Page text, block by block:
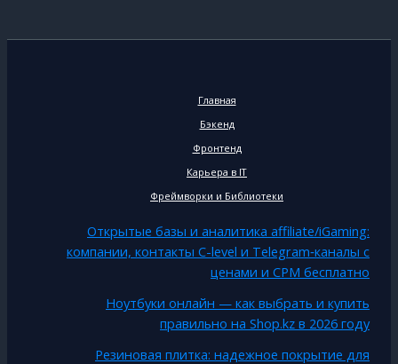
Главная
Бэкенд
Фронтенд
Карьера в IT
Фреймворки и Библиотеки
Открытые базы и аналитика affiliate/iGaming:
компании, контакты C-level и Telegram‑каналы с
ценами и CPM бесплатно
Ноутбуки онлайн — как выбрать и купить
правильно на Shop.kz в 2026 году
Резиновая плитка: надежное покрытие для